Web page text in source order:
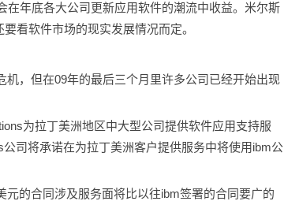
年底各大公司更新应用软件的潮流中收益。米尔斯
看软件市场的现实发展情况而定。
，但在09年的最后三个月里许多公司已经开始出现
为拉丁美洲地区中大型公司提供软件应用支持服
司将承诺在为拉丁美洲客户提供服务中将使用ibm公
的合同涉及服务面将比以往ibm签署的合同要广的